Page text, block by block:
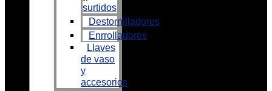
surtidos
Destornilladores
Enrrolladores
Llaves
de vaso
y
accesorios